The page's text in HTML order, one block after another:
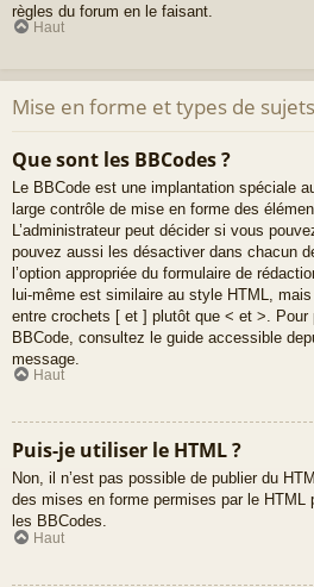
règles du forum en le faisant.
Haut
Mise en forme et types de sujets
Que sont les BBCodes ?
Le BBCode est une implantation spéciale
large contrôle de mise en forme des
L’administrateur peut décider si vous
pouvez aussi les désactiver dans chacun
l’option appropriée du formulaire de
lui-même est similaire au style HTML,
entre crochets [ et ] plutôt que < et >. Pour
BBCode, consultez le guide accessible
message.
Haut
Puis-je utiliser le HTML ?
Non, il n’est pas possible de publier du
des mises en forme permises par le HTML
les BBCodes.
Haut